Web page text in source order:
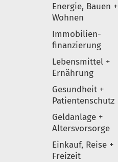
Elemente
Energie, Bauen +
Wohnen
Immobilien-
finanzierung
Lebensmittel +
Ernährung
Gesundheit +
Patientenschutz
Geldanlage +
Altersvorsorge
Einkauf, Reise +
Freizeit